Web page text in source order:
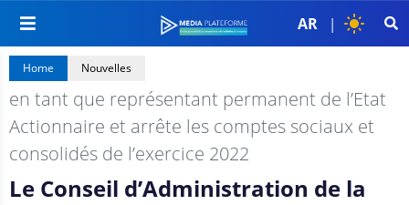
AR |
Home Nouvelles
en tant que représentant permanent de l’Etat
Actionnaire et arrête les comptes sociaux et
consolidés de l’exercice 2022
Le Conseil d’Administration de la